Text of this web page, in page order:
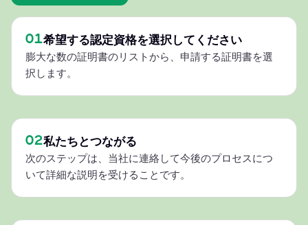
01希望する認定資格を選択してください
膨大な数の証明書のリストから、申請する証明書を選
択します。
02私たちとつながる
次のステップは、当社に連絡して今後のプロセスにつ
いて詳細な説明を受けることです。